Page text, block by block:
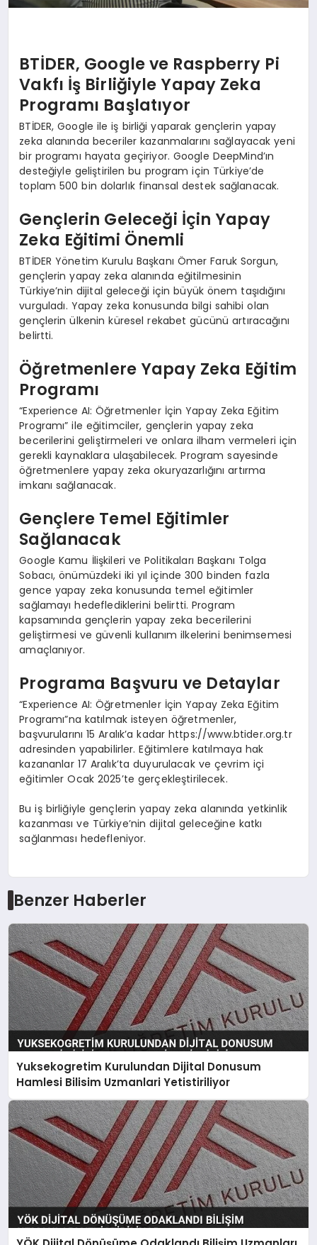
BTİDER, Google ve Raspberry Pi
Vakfı İş Birliğiyle Yapay Zeka
Programı Başlatıyor
BTİDER, Google ile iş birliği yaparak gençlerin yapay
zeka alanında beceriler kazanmalarını sağlayacak yeni
bir programı hayata geçiriyor. Google DeepMind’ın
desteğiyle geliştirilen bu program için Türkiye’de
toplam 500 bin dolarlık finansal destek sağlanacak.
Gençlerin Geleceği İçin Yapay
Zeka Eğitimi Önemli
BTİDER Yönetim Kurulu Başkanı Ömer Faruk Sorgun,
gençlerin yapay zeka alanında eğitilmesinin
Türkiye’nin dijital geleceği için büyük önem taşıdığını
vurguladı. Yapay zeka konusunda bilgi sahibi olan
gençlerin ülkenin küresel rekabet gücünü artıracağını
belirtti.
Öğretmenlere Yapay Zeka Eğitim
Programı
“Experience AI: Öğretmenler İçin Yapay Zeka Eğitim
Programı” ile eğitimciler, gençlerin yapay zeka
becerilerini geliştirmeleri ve onlara ilham vermeleri için
gerekli kaynaklara ulaşabilecek. Program sayesinde
öğretmenlere yapay zeka okuryazarlığını artırma
imkanı sağlanacak.
Gençlere Temel Eğitimler
Sağlanacak
Google Kamu İlişkileri ve Politikaları Başkanı Tolga
Sobacı, önümüzdeki iki yıl içinde 300 binden fazla
gence yapay zeka konusunda temel eğitimler
sağlamayı hedeflediklerini belirtti. Program
kapsamında gençlerin yapay zeka becerilerini
geliştirmesi ve güvenli kullanım ilkelerini benimsemesi
amaçlanıyor.
Programa Başvuru ve Detaylar
“Experience AI: Öğretmenler İçin Yapay Zeka Eğitim
Programı”na katılmak isteyen öğretmenler,
başvurularını 15 Aralık’a kadar https://www.btider.org.tr
adresinden yapabilirler. Eğitimlere katılmaya hak
kazananlar 17 Aralık’ta duyurulacak ve çevrim içi
eğitimler Ocak 2025’te gerçekleştirilecek.
Bu iş birliğiyle gençlerin yapay zeka alanında yetkinlik
kazanması ve Türkiye’nin dijital geleceğine katkı
sağlanması hedefleniyor.
Benzer Haberler
Yuksekogretim Kurulundan Dijital Donusum
Hamlesi Bilisim Uzmanlari Yetistiriliyor